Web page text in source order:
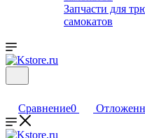
Запчасти для
самокатов
Сравнение0